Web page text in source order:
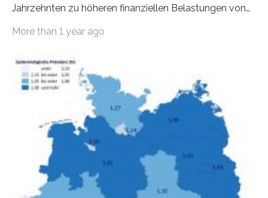
Jahrzehnten zu höheren finanziellen Belastungen von
Bundesinstitut für Bevölkerungsforschung (BiB)
gesamten Einkommen zwischen 1990 und 2020 für
unterschiedliche Einkommensgruppen sowie für in
Deutschland geborene Menschen und Zugewanderte
verändert hat. Das Ergebnis: Während Personen mit
hohen Einkommen (oberstes Quintil der Verteilung der
Nettoäquivalenzeinkommen) nur einen moderaten
Anstieg des Mietanteils am Gesamteinkommen
hinnehmen mussten, nahm die Belastung bei
Menschen mit…
More than 1 year ago